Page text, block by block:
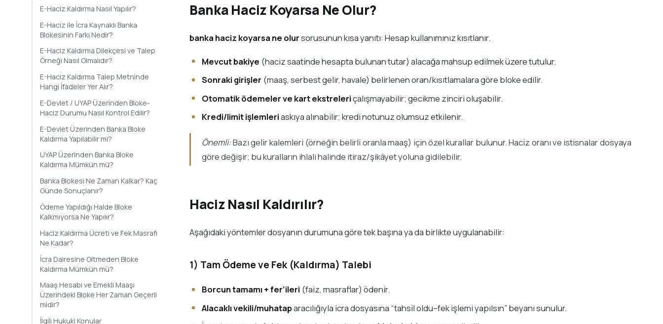
E-Haciz Kaldırma Nasıl Yapılır?
E-Haciz ile İcra Kaynaklı Banka
Blokesinin Farkı Nedir?
E-Haciz Kaldırma Dilekçesi ve Talep
Örneği Nasıl Olmalıdır?
E-Haciz Kaldırma Talep Metninde
Hangi İfadeler Yer Alır?
E-Devlet / UYAP Üzerinden Bloke-
Haciz Durumu Nasıl Kontrol Edilir?
E-Devlet Üzerinden Banka Bloke
Kaldırma Yapılabilir mi?
UYAP Üzerinden Banka Bloke
Kaldırma Mümkün mü?
Banka Blokesi Ne Zaman Kalkar? Kaç
Günde Sonuçlanır?
Ödeme Yapıldığı Halde Bloke
Kalkmıyorsa Ne Yapılır?
Haciz Kaldırma Ücreti ve Fek Masrafı
Ne Kadar?
İcra Dairesine Gitmeden Bloke
Kaldırma Mümkün mü?
Maaş Hesabı ve Emekli Maaşı
Üzerindeki Bloke Her Zaman Geçerli
midir?
İlgili Hukuki Konular
Banka Haciz Koyarsa Ne Olur?
banka haciz koyarsa ne olursorusunun kısa yanıtı: Hesap kullanımınız kısıtlanır.
Mevcut bakiye (haciz saatinde hesapta bulunan tutar) alacağa mahsup edilmek üzere tutulur.
Sonraki girişler (maaş, serbest gelir, havale) belirlenen oran/kısıtlamalara göre bloke edilir.
Otomatik ödemeler ve kart ekstreleriçalışmayabilir; gecikme zinciri oluşabilir.
Kredi/limit işlemleriaskıya alınabilir; kredi notunuz olumsuz etkilenir.
Önemli:Bazı gelir kalemleri (örneğin belirli oranla maaş) için özel kurallar bulunur. Haciz oranı ve istisnalar dosyaya
göre değişir; bu kuralların ihlali halinde itiraz/şikâyet yoluna gidilebilir.
Haciz Nasıl Kaldırılır?
Aşağıdaki yöntemler dosyanın durumuna göre tek başına ya da birlikte uygulanabilir:
1) Tam Ödeme veFek(Kaldırma) Talebi
Borcun tamamı + fer’ileri(faiz, masraflar) ödenir.
Alacaklı vekili/muhataparacılığıyla icra dosyasına “tahsil oldu–fek işlemi yapılsın” beyanı sunulur.